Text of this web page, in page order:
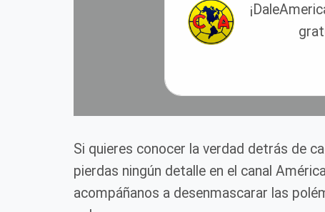
Si quieres conocer la verdad detrás de
pierdas ningún detalle en el canal
acompáñanos a desenmascarar las